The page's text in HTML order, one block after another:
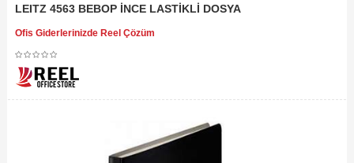
LEITZ 4563 BEBOP İNCE LASTİKLİ DOSYA
Ofis Giderlerinizde Reel Çözüm